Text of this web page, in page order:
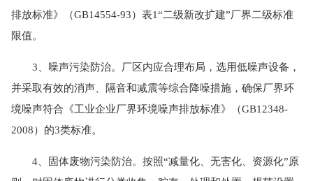
排放标准》（GB14554-93）表1“二级新改扩建”厂界二级标准
限值。
3、噪声污染防治。厂区内应合理布局，选用低噪声设备，
并采取有效的消声、隔音和减震等综合降噪措施，确保厂界环
境噪声符合《工业企业厂界环境噪声排放标准》（GB12348-
2008）的3类标准。
4、固体废物污染防治。按照“减量化、无害化、资源化”原